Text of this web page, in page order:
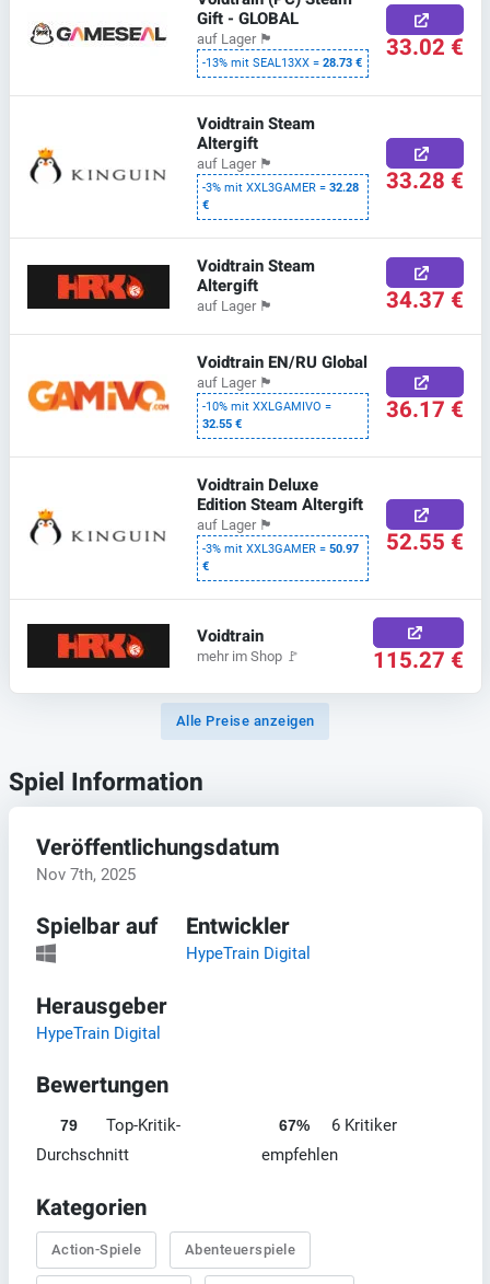
Gift - GLOBAL
auf Lager 🏴
-13% mit SEAL13XX =28.73 € 33.02 €
Voidtrain Steam
Altergift
auf Lager 🏴
-3% mit XXL3GAMER =32.28
€
33.28 €
Voidtrain Steam
Altergift
auf Lager 🏴 34.37 €
Voidtrain EN/RU Global
auf Lager 🏴
-10% mit XXLGAMIVO =
32.55 €
36.17 €
Voidtrain Deluxe
Edition Steam Altergift
auf Lager 🏴
-3% mit XXL3GAMER =50.97
€
52.55 €
Voidtrain
mehr im Shop 🚩 115.27 €
Alle Preise anzeigen
Spiel Information
Veröffentlichungsdatum
Nov 7th, 2025
Spielbar auf Entwickler
HypeTrain Digital
Herausgeber
HypeTrain Digital
Bewertungen
79
Top-Kritik-
Durchschnitt
67%
6 Kritiker
empfehlen
Kategorien
Action-Spiele Abenteuerspiele